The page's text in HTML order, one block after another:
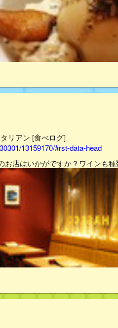
リアン [食べログ]
13159170/#rst-data-head
店はいかがですか？ワインも種